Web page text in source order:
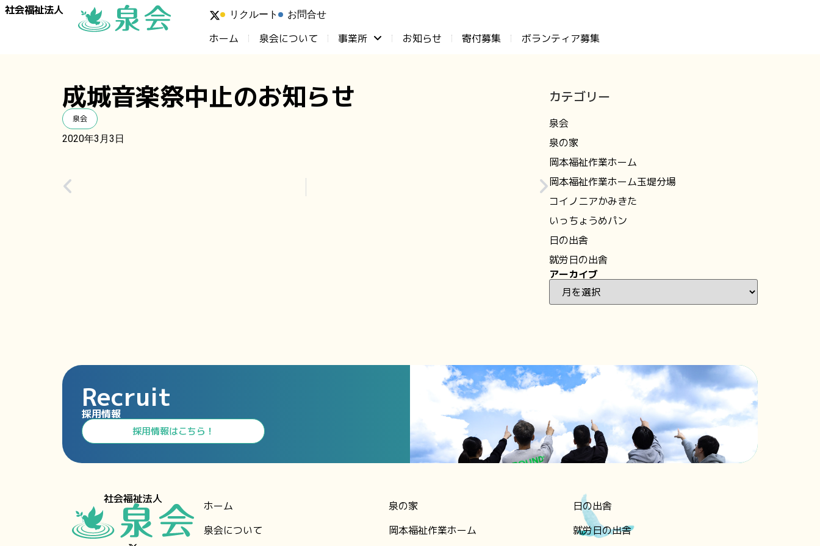
社会福祉法人 リクルート お問合せ
ホーム 泉会について 事業所 お知らせ ⁨寄付募集 ボランティア募集
成城音楽祭中止のお知らせ
泉会
2020年3月3日
カテゴリー
泉会
泉の家
岡本福祉作業ホーム
岡本福祉作業ホーム玉堤分場
コイノニアかみきた
いっちょうめパン
日の出舎
就労日の出舎
アーカイブ
Recruit
採用情報
⁩採用情報⁩はこちら！
社会福祉法人
ホーム
泉会について
泉の家
岡本福祉作業ホーム
日の出舎
就労日の出舎